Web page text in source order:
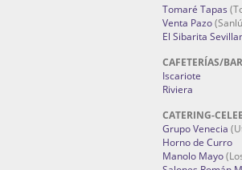
Tomaré Tapas
Venta Pazo
El Sibarita
CAFETERÍAS/
Iscariote
Riviera
CATERING-
Grupo Venecia
Horno de Curro
Manolo Mayo